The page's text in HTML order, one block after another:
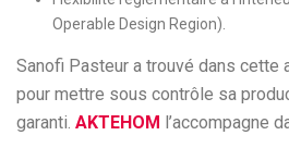
Operable Design Region).
Sanofi Pasteur a trouvé dans cette
pour mettre sous contrôle sa
garanti. AKTEHOM l’accompagne